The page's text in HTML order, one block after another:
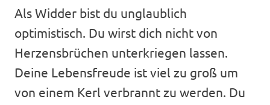
Als Widder bist du unglaublich
optimistisch. Du wirst dich nicht von
Herzensbrüchen unterkriegen lassen.
Deine Lebensfreude ist viel zu groß um
von einem Kerl verbrannt zu werden. Du